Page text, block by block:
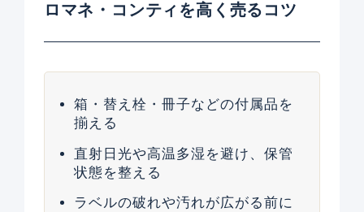
ロマネ・コンティを高く売るコツ
箱・替え栓・冊子などの付属品を
揃える
直射日光や高温多湿を避け、保管
状態を整える
ラベルの破れや汚れが広がる前に